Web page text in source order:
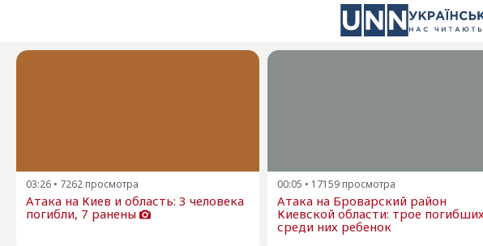
03:26 • 7262 просмотра
Атака на Киев и область: 3 человека
погибли, 7 ранены
00:05 • 17159 просмотра
Атака на Броварский район
Киевской области: трое
среди них ребенок